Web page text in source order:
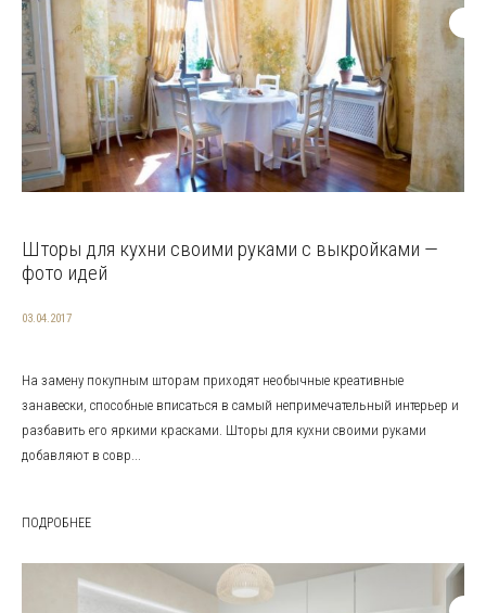
Шторы для кухни своими руками с выкройками —
фото идей
03.04.2017
На замену покупным шторам приходят необычные креативные
занавески, способные вписаться в самый непримечательный интерьер и
разбавить его яркими красками. Шторы для кухни своими руками
добавляют в совр...
ПОДРОБНЕЕ